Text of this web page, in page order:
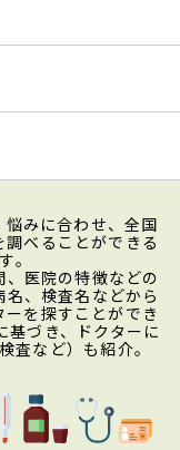
みに合わせ、全国
べることができる
。
医院の特徴などの
、検査名などから
を探すことができ
基づき、ドクターに
査など）も紹介。